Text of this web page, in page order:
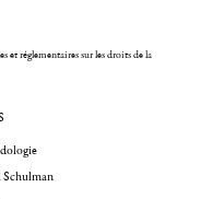
et réglementaires sur les droits de la